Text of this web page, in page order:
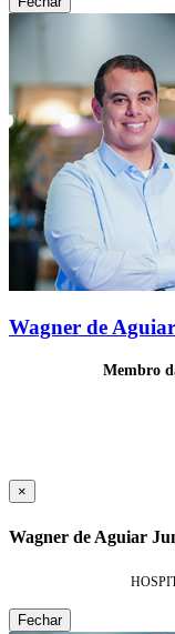
Wagner de
Membro
×
Wagner de Aguiar
Fechar